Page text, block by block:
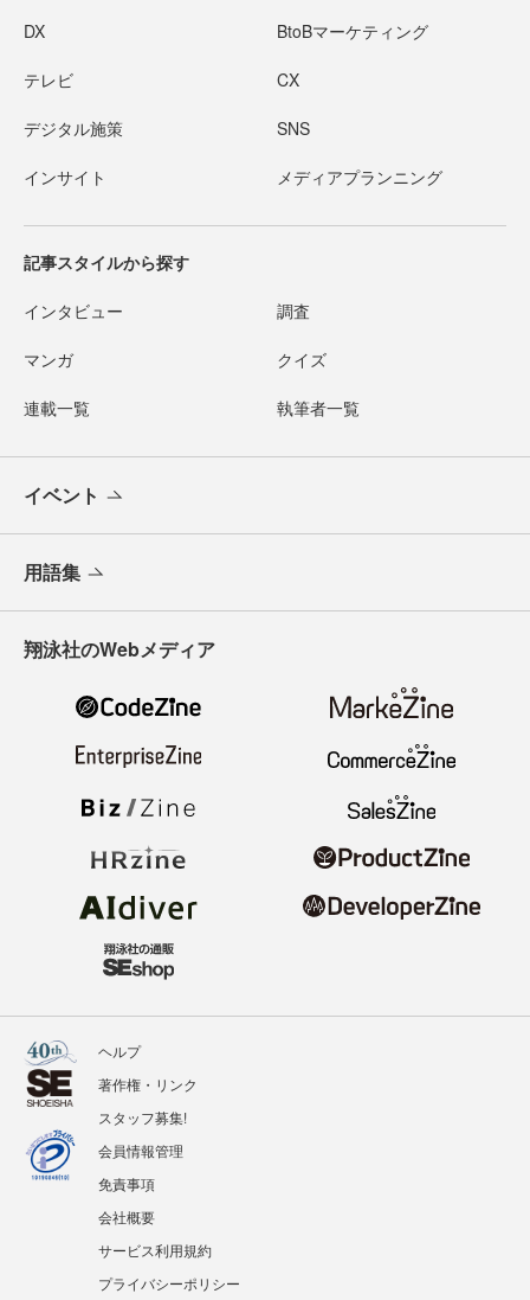
DX BtoBマーケティング
テレビ CX
デジタル施策 SNS
インサイト メディアプランニング
記事スタイルから探す
インタビュー 調査
マンガ クイズ
連載一覧 執筆者一覧
イベント
用語集
翔泳社のWebメディア
ヘルプ
著作権・リンク
スタッフ募集!
会員情報管理
免責事項
会社概要
サービス利用規約
プライバシーポリシー